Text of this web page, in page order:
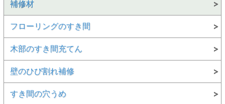
補修材
フローリングのすき間
木部のすき間充てん
壁のひび割れ補修
すき間の穴うめ